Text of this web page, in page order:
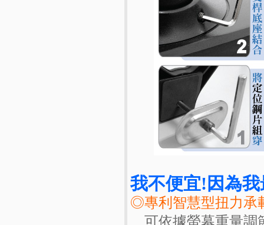
我不便宜!因為
◎專利智慧型扭力承
可依據螢幕重量調